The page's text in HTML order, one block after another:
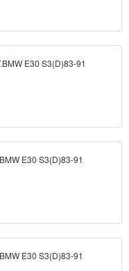
E30 S3(D)83-91
E30 S3(D)83-91
E30 S3(D)83-91